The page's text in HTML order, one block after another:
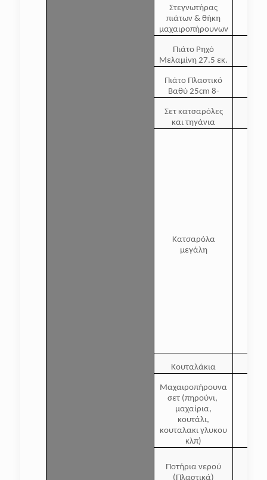
Στεγνωτήρας
πιάτων & θήκη
μαχαιροπήρουνων
Πιάτο Ρηχό
Μελαμίνη 27.5 εκ.
Πιάτο Πλαστικό
Βαθύ 25cm 8-
Σετ κατσαρόλες
και τηγάνια
Κατσαρόλα
μεγάλη
Κουταλάκια
Μαχαιροπήρουνα
σετ (πηρούνι,
μαχαίρια,
κουτάλι,
κουταλακι γλυκου
κλπ)
Ποτήρια νερού
(Πλαστικά)